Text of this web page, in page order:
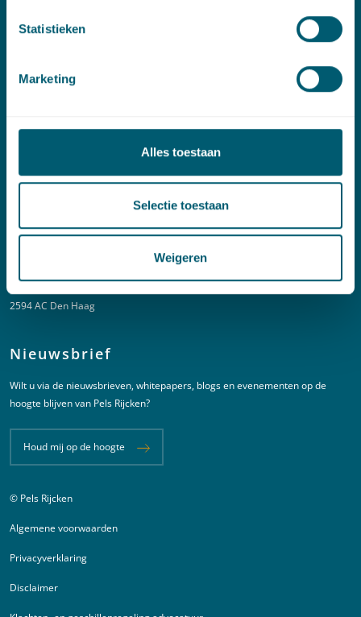
Statistieken
Marketing
Alles toestaan
Selectie toestaan
Weigeren
Linkedin
Spoed (Buiten kantoortijden)
E:kortgeding@pelsrijcken.nl
Adres
Bezuidenhoutseweg 57
2594 AC Den Haag
Nieuwsbrief
Wilt u via de nieuwsbrieven, whitepapers, blogs en evenementen op de
hoogte blijven van Pels Rijcken?
Houd mij op de hoogte
Juridische informatie
© Pels Rijcken
Algemene voorwaarden
Privacyverklaring
Disclaimer